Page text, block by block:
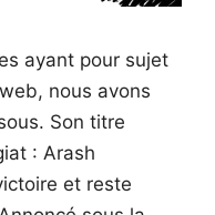
ayant pour sujet
nous avons
Son titre
: Arash
et reste